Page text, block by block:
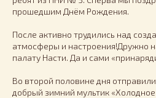
прошедшим Днём Рождения.
После активно трудились над
атмосферы и настроения!Дружно
палату Насти. Да и сами
Во второй половине дня
добрый зимний мультик